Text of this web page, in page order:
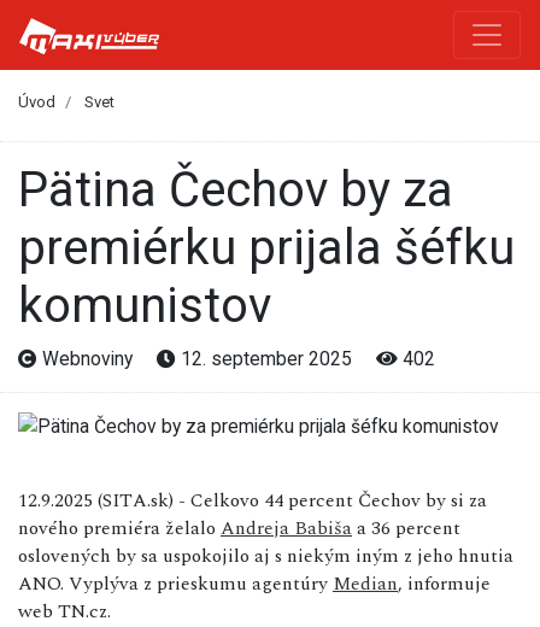
Úvod Svet
Pätina Čechov by za
premiérku prijala šéfku
komunistov
Webnoviny 12. september 2025 402
12.9.2025 (SITA.sk) - Celkovo 44 percent Čechov by si za
nového premiéra želalo Andreja Babišaa 36 percent
oslovených by sa uspokojilo aj s niekým iným z jeho hnutia
ANO. Vyplýva z prieskumu agentúry Median, informuje
web TN.cz.